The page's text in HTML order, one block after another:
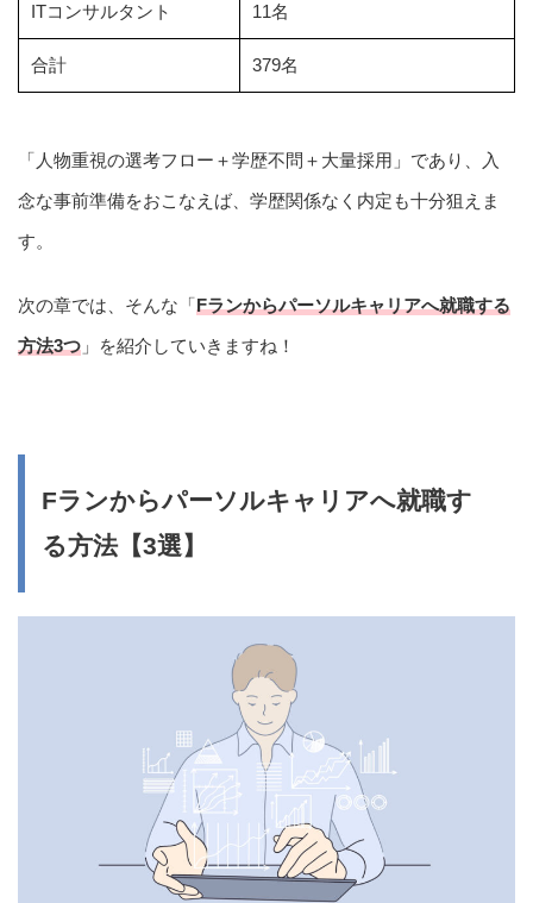
ITコンサルタント 11名
合計 379名
「人物重視の選考フロー＋学歴不問＋大量採用」であり、入
念な事前準備をおこなえば、学歴関係なく内定も十分狙えま
す。
次の章では、そんな「Fランからパーソルキャリアへ就職する
方法3つ 」を紹介していきますね！
Fランからパーソルキャリアへ就職す
る方法【3選】